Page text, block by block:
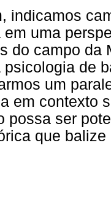
indicamos
em uma
do campo da
de
um
em contexto
possa ser
que